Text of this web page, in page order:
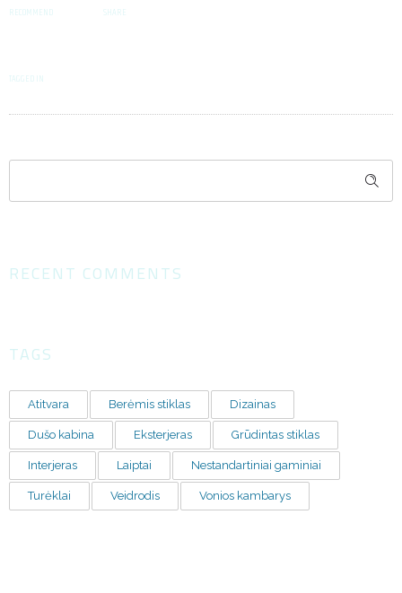
RECOMMEND SHARE
TAGGED IN
RECENT COMMENTS
TAGS
Atitvara Berėmis stiklas Dizainas
Dušo kabina Eksterjeras Grūdintas stiklas
Interjeras Laiptai Nestandartiniai gaminiai
Turėklai Veidrodis Vonios kambarys